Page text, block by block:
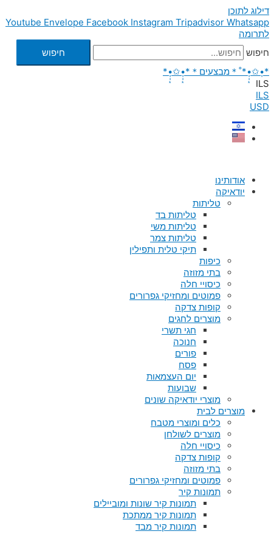
דילוג לתוכן
Youtube Envelope Facebook Instagram Tripadvisor Whatsapp
לתרומה
חיפוש
חיפוש
*•̩̩͙✩•̩̩͙*˚＊מבצעים＊*•̩̩͙✩•̩̩͙*
ILS
ILS
USD
אודותינו
יודאיקה
טליתות
טליתות בד
טליתות משי
טליתות צמר
תיקי טלית ותפילין
כיפות
בתי מזוזה
כיסויי חלה
פמוטים ומחזיקי גפרורים
קופות צדקה
מוצרים לחגים
חגי תשרי
חנוכה
פורים
פסח
יום העצמאות
שבועות
מוצרי יודאיקה שונים
מוצרים לבית
כלים ומוצרי מטבח
מוצרים לשולחן
כיסויי חלה
קופות צדקה
בתי מזוזה
פמוטים ומחזיקי גפרורים
תמונות קיר
תמונות קיר שונות ומוביילים
תמונות קיר ממתכת
תמונות קיר מבד